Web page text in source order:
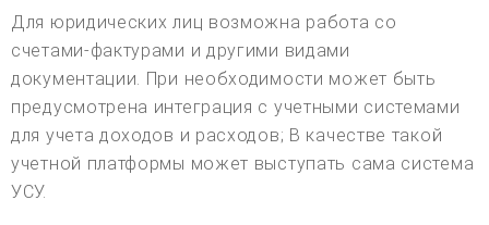
Для юридических лиц возможна работа со
счетами-фактурами и другими видами
документации. При необходимости может быть
предусмотрена интеграция с учетными системами
для учета доходов и расходов; В качестве такой
учетной платформы может выступать сама система
УСУ.